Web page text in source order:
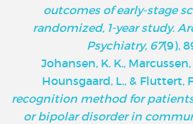
outcomes of early-stage
randomized, 1-year study.
Psychiatry, 67(9),
Johansen, K. K., Marcussen,
Hounsgaard, L., & Fluttert,
recognition method for
or bipolar disorder in